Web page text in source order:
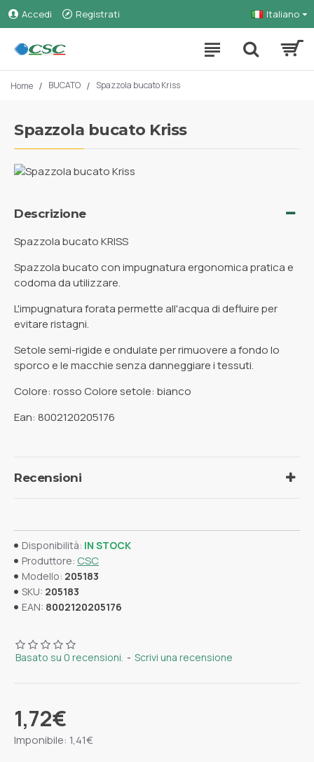
Accedi Registrati Italiano
Home BUCATO Spazzola bucato Kriss
Spazzola bucato Kriss
Descrizione
Spazzola bucato KRISS
Spazzola bucato con impugnatura ergonomica pratica e
codoma da utilizzare.
L'impugnatura forata permette all'acqua di defluire per
evitare ristagni.
Setole semi-rigide e ondulate per rimuovere a fondo lo
sporco e le macchie senza danneggiare i tessuti.
Colore: rosso Colore setole: bianco
Ean: 8002120205176
Recensioni
Disponibilità: IN STOCK
Produttore: CSC
Modello: 205183
SKU: 205183
EAN: 8002120205176
Basato su 0 recensioni. - Scrivi una recensione
1,72€
Imponibile: 1,41€